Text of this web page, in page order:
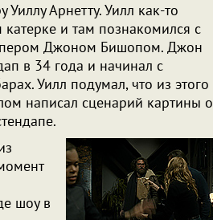
Арнетту. Уилл как-то
и там познакомился с
Джоном Бишопом. Джон
в 34 года и начинал с
Уилл подумал, что из этого
написал сценарий картины о
шоу в